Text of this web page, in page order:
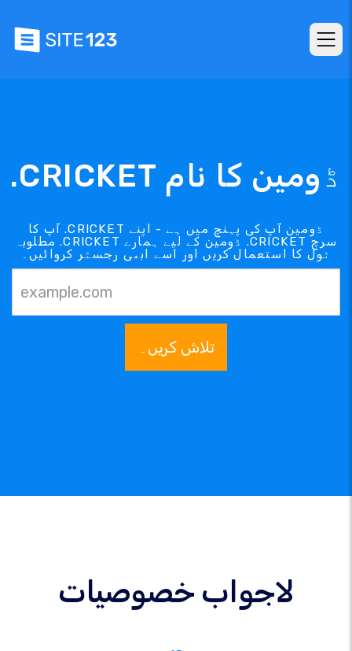
.CRICKET ڈومین کا نام
آپ کا .CRICKET ڈومین آپ کی پہنچ میں ہے - اپنے
مطلوبہ .CRICKET ڈومین کے لیے ہمارے .CRICKET سرچ
ٹول کا استعمال کریں اور اسے ابھی رجسٹر کروائیں۔
تلاش کریں۔
لاجواب خصوصیات